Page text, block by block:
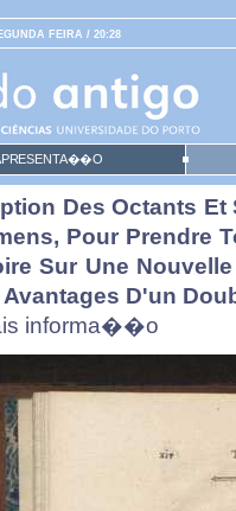
FEIRA / 20:28
Des Octants Et
Pour Prendre
Sur Une
Avantages D'un
informa��o